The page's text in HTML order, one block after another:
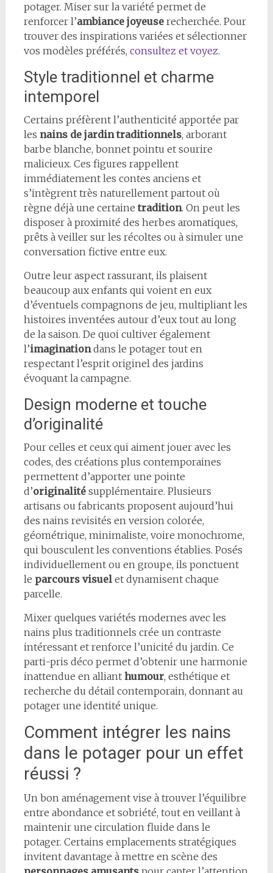
potager. Miser sur la variété permet de
renforcer l’ambiance joyeuserecherchée. Pour
trouver des inspirations variées et sélectionner
vos modèles préférés, consultez et voyez.
Style traditionnel et charme
intemporel
Certains préfèrent l’authenticité apportée par
les nains de jardin traditionnels, arborant
barbe blanche, bonnet pointu et sourire
malicieux. Ces figures rappellent
immédiatement les contes anciens et
s’intègrent très naturellement partout où
règne déjà une certainetradition. On peut les
disposer à proximité des herbes aromatiques,
prêts à veiller sur les récoltes ou à simuler une
conversation fictive entre eux.
Outre leur aspect rassurant, ils plaisent
beaucoup aux enfants qui voient en eux
d’éventuels compagnons de jeu, multipliant les
histoires inventées autour d’eux tout au long
de la saison. De quoi cultiver également
l’imaginationdans le potager tout en
respectant l’esprit originel des jardins
évoquant la campagne.
Design moderne et touche
d’originalité
Pour celles et ceux qui aiment jouer avec les
codes, des créations plus contemporaines
permettent d’apporter une pointe
d’originalitésupplémentaire. Plusieurs
artisans ou fabricants proposent aujourd’hui
des nains revisités en version colorée,
géométrique, minimaliste, voire monochrome,
qui bousculent les conventions établies. Posés
individuellement ou en groupe, ils ponctuent
le parcours visuelet dynamisent chaque
parcelle.
Mixer quelques variétés modernes avec les
nains plus traditionnels crée un contraste
intéressant et renforce l’unicité du jardin. Ce
parti-pris déco permet d’obtenir une harmonie
inattendue en alliant humour, esthétique et
recherche du détail contemporain, donnant au
potager une identité unique.
Comment intégrer les nains
dans le potager pour un effet
réussi ?
Un bon aménagement vise à trouver l’équilibre
entre abondance et sobriété, tout en veillant à
maintenir une circulation fluide dans le
potager. Certains emplacements stratégiques
invitent davantage à mettre en scène des